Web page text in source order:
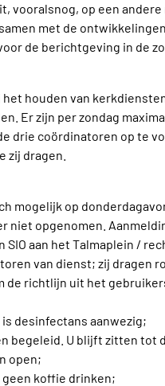
vooralsnog, op een
met de
de berichtgeving in de
houden van
Er zijn per zondag
drie coördinatoren op te
zij dragen.
mogelijk op
niet opgenomen.
SIO aan het Talmaplein /
van dienst; zij dragen
richtlijn uit het
desinfectans aanwezig;
begeleid. U blijft zitten tot
open;
geen koffie drinken;